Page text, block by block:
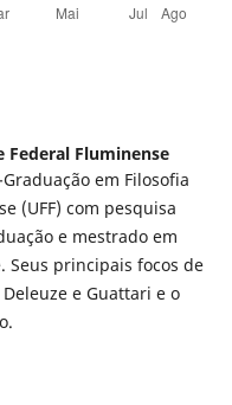
Federal Fluminense
em Filosofia
(UFF) com pesquisa
e mestrado em
Seus principais focos de
e Guattari e o